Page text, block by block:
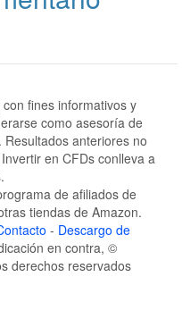
fines informativos y
como asesoría de
anteriores no
en CFDs conlleva a
de afiliados de
tiendas de Amazon.
- Descargo de
en contra, ©
derechos reservados